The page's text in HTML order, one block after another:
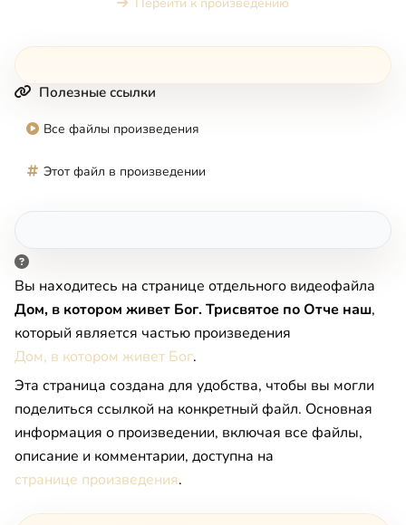
Полезные ссылки
Все файлы произведения
Этот файл в произведении
Вы находитесь на странице отдельного видеофайла
Дом, в котором живет Бог. Трисвятое по Отче наш,
который является частью произведения
Дом, в котором живет Бог.
Эта страница создана для удобства, чтобы вы могли
поделиться ссылкой на конкретный файл. Основная
информация о произведении, включая все файлы,
описание и комментарии, доступна на
странице произведения.